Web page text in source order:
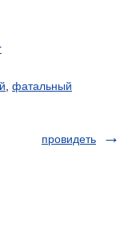
фатальный
провидеть